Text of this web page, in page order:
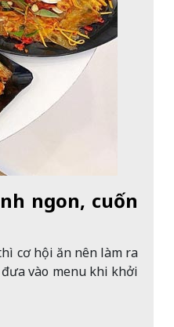
ngon, cuốn
cơ hội ăn nên làm ra
vào menu khi khởi